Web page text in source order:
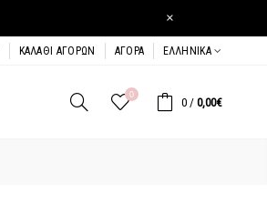
×
ΚΑΛΆΘΙ ΑΓΟΡΏΝ ΑΓΟΡΆ ΕΛΛΗΝΙΚΆ
0
0 / 0,00€